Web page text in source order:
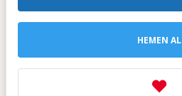
HEMEN AL